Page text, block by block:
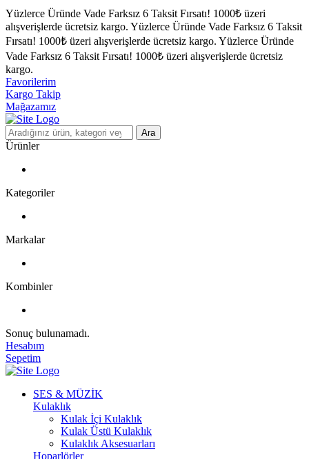
Yüzlerce Üründe Vade Farksız 6 Taksit Fırsatı! 1000₺ üzeri
alışverişlerde ücretsiz kargo. Yüzlerce Üründe Vade Farksız 6 Taksit
Fırsatı! 1000₺ üzeri alışverişlerde ücretsiz kargo. Yüzlerce Üründe
Vade Farksız 6 Taksit Fırsatı! 1000₺ üzeri alışverişlerde ücretsiz
kargo.
Favorilerim
Kargo Takip
Mağazamız
Ara
Ürünler
Kategoriler
Markalar
Kombinler
Sonuç bulunamadı.
Hesabım
Sepetim
SES & MÜZİK
Kulaklık
Kulak İçi Kulaklık
Kulak Üstü Kulaklık
Kulaklık Aksesuarları
Hoparlörler